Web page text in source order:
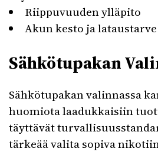
Riippuvuuden ylläpito
Akun kesto ja lataustarve
Sähkötupakan
Sähkötupakan valinnassa
huomiota laadukkaisiin
täyttävät
tärkeää valita sopiva